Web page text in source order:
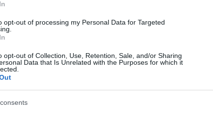
opt-out of processing my Personal Data for Targeted
opt-out of Collection, Use, Retention, Sale, and/or Sharing
Data that Is Unrelated with the Purposes for which it
οι
όρους
της στα
Νέα υψηλά για τις μετοχές στον
Δώδεκα καλοί λόγοι για να συνεχίσει η ανοδική